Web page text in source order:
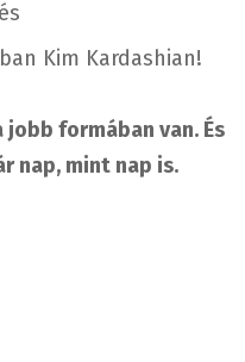
jobb formában van. És
nap, mint nap is.